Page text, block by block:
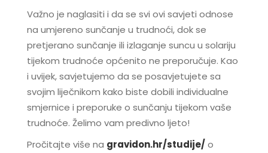
Važno je naglasiti i da se svi ovi savjeti odnose
na umjereno sunčanje u trudnoći, dok se
pretjerano sunčanje ili izlaganje suncu u solariju
tijekom trudnoće općenito ne preporučuje. Kao
i uvijek, savjetujemo da se posavjetujete sa
svojim liječnikom kako biste dobili individualne
smjernice i preporuke o sunčanju tijekom vaše
trudnoće. Želimo vam predivno ljeto!
Pročitajte više na gravidon.hr/studije/ o